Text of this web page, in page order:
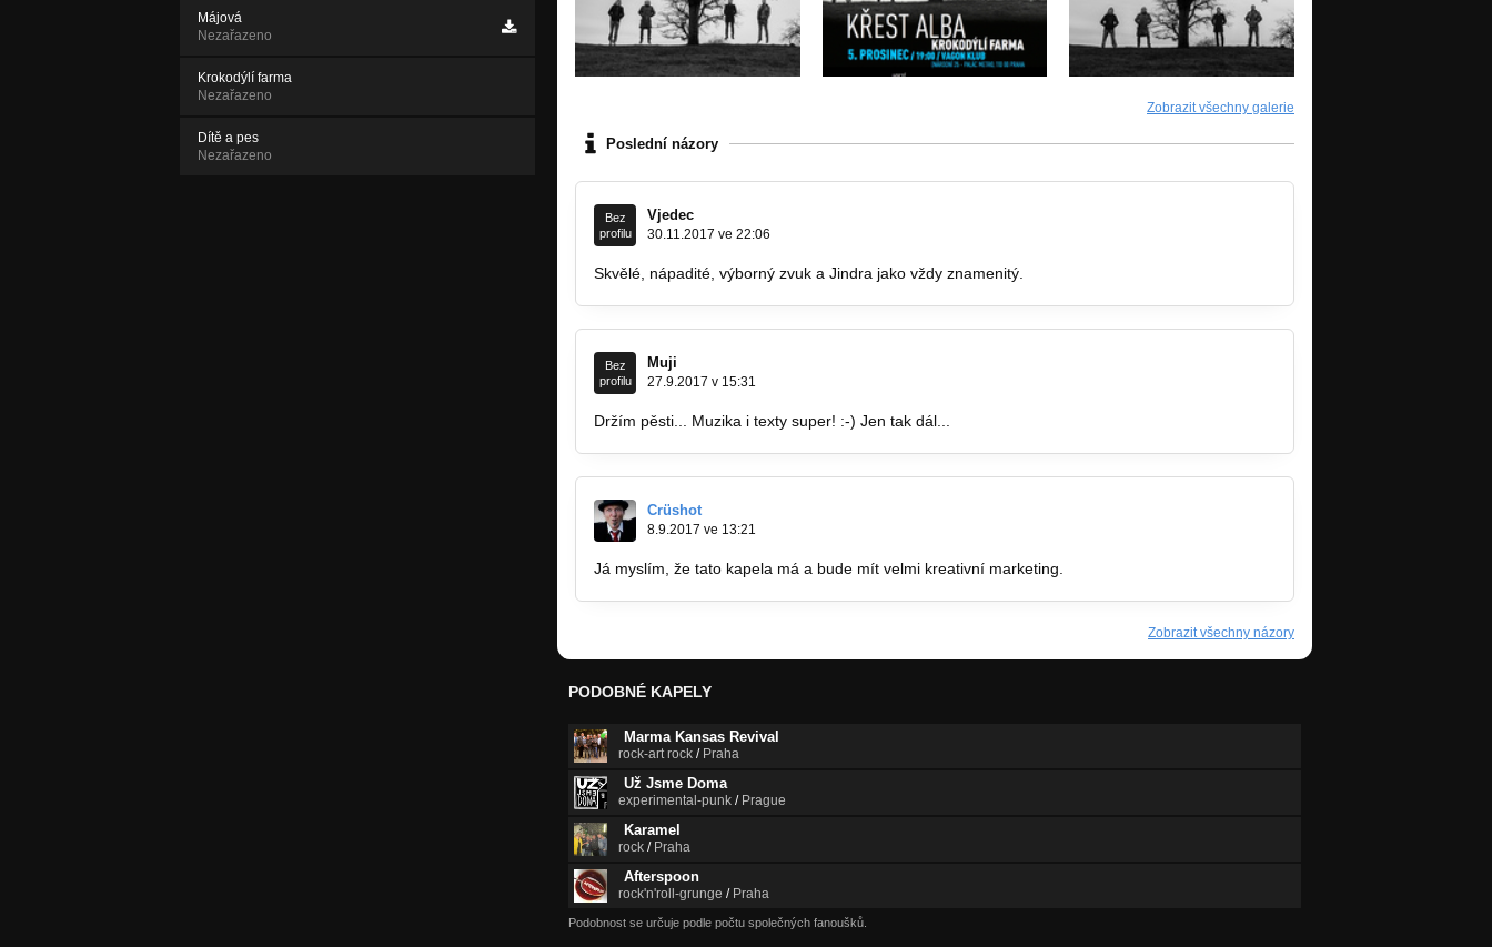
Májová
Nezařazeno
Krokodýlí farma
Nezařazeno
Dítě a pes
Nezařazeno
Zobrazit všechny galerie
Poslední názory
Bez
profilu
Vjedec
30.11.2017 ve 22:06
Skvělé, nápadité, výborný zvuk a Jindra jako vždy znamenitý.
Bez
profilu
Muji
27.9.2017 v 15:31
Držím pěsti... Muzika i texty super! :-) Jen tak dál...
Crüshot
8.9.2017 ve 13:21
Já myslím, že tato kapela má a bude mít velmi kreativní marketing.
Zobrazit všechny názory
PODOBNÉ KAPELY
Marma Kansas Revival
rock-art rock / Praha
Už Jsme Doma
experimental-punk / Prague
Karamel
rock / Praha
Afterspoon
rock'n'roll-grunge / Praha
Podobnost se určuje podle počtu společných fanoušků.